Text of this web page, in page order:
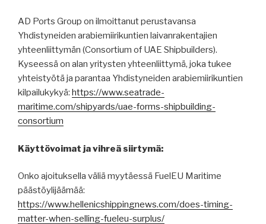
AD Ports Group on ilmoittanut perustavansa
Yhdistyneiden arabiemiirikuntien laivanrakentajien
yhteenliittymän (Consortium of UAE Shipbuilders).
Kyseessä on alan yritysten yhteenliittymä, joka tukee
yhteistyötä ja parantaa Yhdistyneiden arabiemiirikuntien
kilpailukykyä: https://www.seatrade-
maritime.com/shipyards/uae-forms-shipbuilding-
consortium
Käyttövoimat ja vihreä siirtymä:
Onko ajoituksella väliä myytäessä FuelEU Maritime
päästöylijäämää:
https://www.hellenicshippingnews.com/does-timing-
matter-when-selling-fueleu-surplus/